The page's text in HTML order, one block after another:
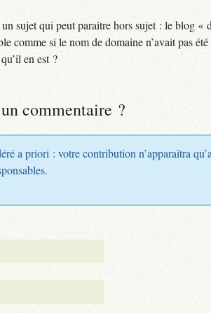
sujet qui peut paraitre hors sujet : le blog «
comme si le nom de domaine n’avait pas
en est ?
commentaire ?
a priori : votre contribution n’apparaîtra